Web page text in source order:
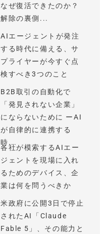
なぜ復活できたのか？
解除の裏側...
AIエージェントが発注
する時代に備える、サ
プライヤーが今すぐ点
検すべき3つのこと
B2B取引の自動化で
「発見されない企業」
にならないために ーAI
が自律的に連携する
時...
各社が模索するAIエー
ジェントを現場に入れ
るためのデバイス、企
業は何を問うべきか
米政府に公開3日で停止
されたAI「Claude
Fable 5」、その能力と